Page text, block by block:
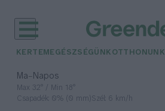
KERTEM EGÉSZSÉGÜNK OTTHONUNK
Ma– Napos
Max 32° / Min 18°
Csapadék: 0% (0 mm)Szél: 6 km/h